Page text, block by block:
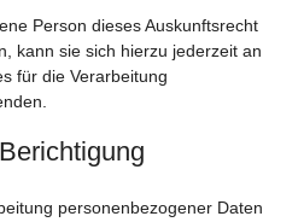
Person dieses Auskunftsrecht
kann sie sich hierzu jederzeit an
für die Verarbeitung
personenbezogener Daten